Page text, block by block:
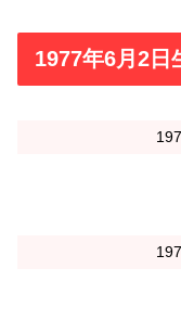
1977年6月2日